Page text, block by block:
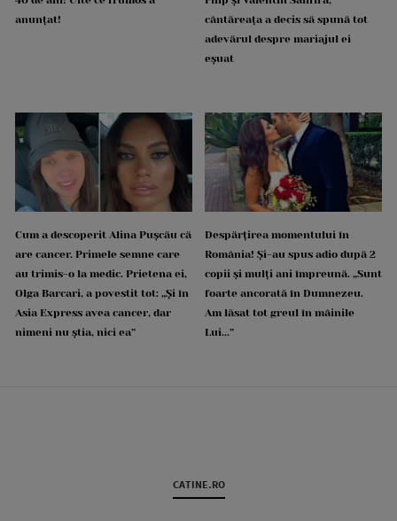
anunțat!
cântăreața a decis să spună tot
adevărul despre mariajul ei
eșuat
Cum a descoperit Alina Pușcău că
are cancer. Primele semne care
au trimis-o la medic. Prietena ei,
Olga Barcari, a povestit tot: „Și în
Asia Express avea cancer, dar
nimeni nu știa, nici ea”
Despărțirea momentului în
România! Și-au spus adio după 2
copii și mulți ani împreună. „Sunt
foarte ancorată în Dumnezeu.
Am lăsat tot greul în mâinile
Lui...”
CATINE.RO